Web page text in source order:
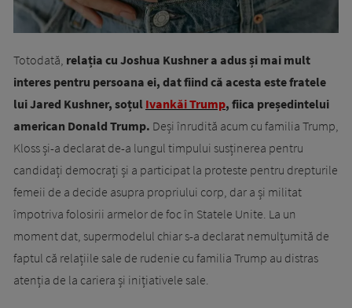
Totodată, relația cu Joshua Kushner a adus și mai mult
interes pentru persoana ei, dat fiind că acesta este fratele
lui Jared Kushner, soțul Ivankăi Trump, fiica președintelui
american Donald Trump. Deși înrudită acum cu familia Trump,
Kloss și-a declarat de-a lungul timpului susținerea pentru
candidați democrați și a participat la proteste pentru drepturile
femeii de a decide asupra propriului corp, dar a și militat
împotriva folosirii armelor de foc în Statele Unite. La un
moment dat, supermodelul chiar s-a declarat nemulțumită de
faptul că relațiile sale de rudenie cu familia Trump au distras
atenția de la cariera și inițiativele sale.